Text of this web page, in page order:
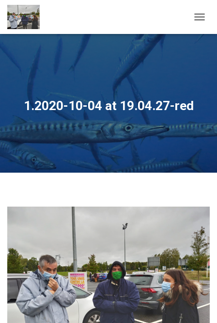
1.2020-10-04 at 19.04.27-red